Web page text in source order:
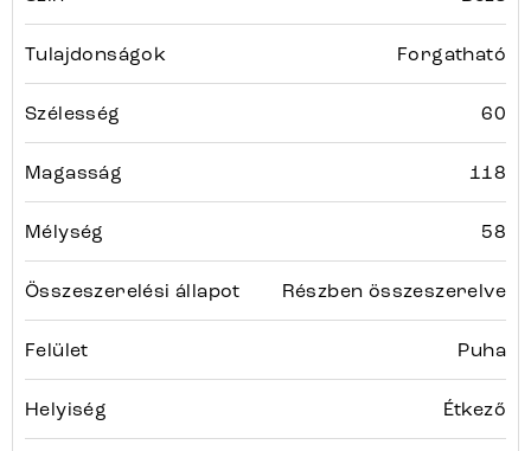
Tulajdonságok Forgatható
Szélesség 60
Magasság 118
Mélység 58
Összeszerelési állapot Részben összeszerelve
Felület Puha
Helyiség Étkező